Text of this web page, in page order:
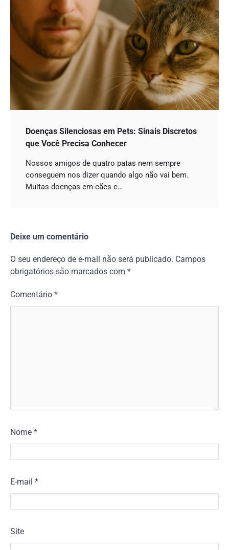
Doenças Silenciosas em Pets: Sinais Discretos
que Você Precisa Conhecer
Nossos amigos de quatro patas nem sempre
conseguem nos dizer quando algo não vai bem.
Muitas doenças em cães e…
Deixe um comentário
O seu endereço de e-mail não será publicado. Campos
obrigatórios são marcados com *
Comentário *
Nome *
E-mail *
Site